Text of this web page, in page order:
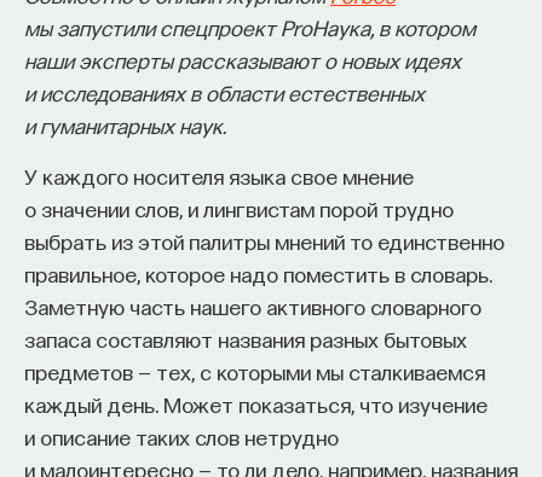
мы запустили спецпроект PrоНаука, в котором
наши эксперты рассказывают о новых идеях
и исследованиях в области естественных
и гуманитарных наук.
У каждого носителя языка свое мнение
о значении слов, и лингвистам порой трудно
выбрать из этой палитры мнений то единственно
правильное, которое надо поместить в словарь.
Заметную часть нашего активного словарного
запаса составляют названия разных бытовых
предметов — тех, с которыми мы сталкиваемся
каждый день. Может показаться, что изучение
и описание таких слов нетрудно
и малоинтересно — то ли дело, например, названия
процессами? Как появляются зависимость,
утомление, состояние эйфории или азарта?
Каково воздействие на работу мозга гормонов,
иммунной системы?
Ответы на эти и другие вопросы можно найти,
записавшисьна курс «Химия между нейронами:
вещества, которые управляют нами»
Пройдя этот курс, вы научитесь:
— Ориентироваться в общих принципах
работы нашего организма
— Разбираться в биохимических процессах
мозга
Исследований и теорий греческого мифа
столько же, сколько и самих мифов. Может быть,
я преувеличил немножко, но их действительно
очень много, и нужно объяснить, почему их так
исследованием себя самого. Потому что слово
«миф» означает связное повествование или
представление чего-то как связного
повествования.
В те времена, когда люди не знали письменности,
древние греки не знали письменности и создание
письменности обставлено как вполне
мифологическое событие, основными
содержательными комплексами, которые